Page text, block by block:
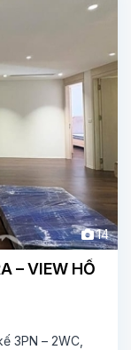
14
– VIEW HỒ
3PN – 2WC,